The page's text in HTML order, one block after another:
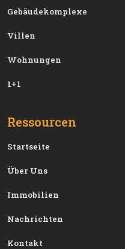
Gebäudekomplexe
Villen
Wohnungen
1+1
Ressourcen
Startseite
Über Uns
Immobilien
Nachrichten
Kontakt